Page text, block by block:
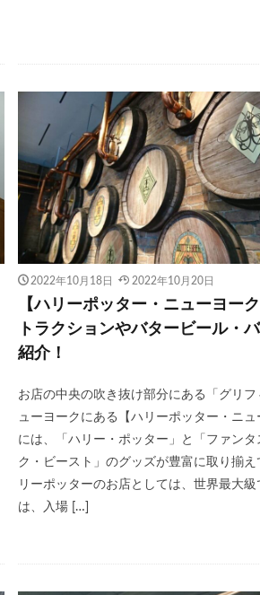
2022年10月18日 2022年10月20日
【ハリーポッター・ニューヨー
トラクションやバタービール・
紹介！
お店の中央の吹き抜け部分にある「グリフ
ューヨークにある【ハリーポッター・ニュ
には、「ハリー・ポッター」と「ファンタ
ク・ビースト」のグッズが豊富に取り揃え
リーポッターのお店としては、世界最大級
は、入場 […]